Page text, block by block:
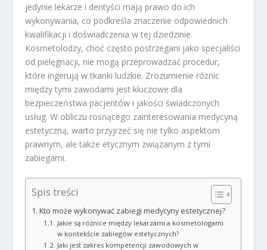
jedynie lekarze i dentyści mają prawo do ich
wykonywania, co podkreśla znaczenie odpowiednich
kwalifikacji i doświadczenia w tej dziedzinie.
Kosmetolodzy, choć często postrzegani jako specjaliści
od pielęgnacji, nie mogą przeprowadzać procedur,
które ingerują w tkanki ludzkie. Zrozumienie różnic
między tymi zawodami jest kluczowe dla
bezpieczeństwa pacjentów i jakości świadczonych
usług. W obliczu rosnącego zainteresowania medycyną
estetyczną, warto przyjrzeć się nie tylko aspektom
prawnym, ale także etycznym związanym z tymi
zabiegami.
Spis treści
Kto może wykonywać zabiegi medycyny estetycznej?
Jakie są różnice między lekarzami a kosmetologami
w kontekście zabiegów estetycznych?
Jaki jest zakres kompetencji zawodowych w